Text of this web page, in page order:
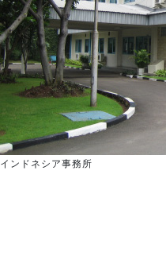
インドネシア事務所